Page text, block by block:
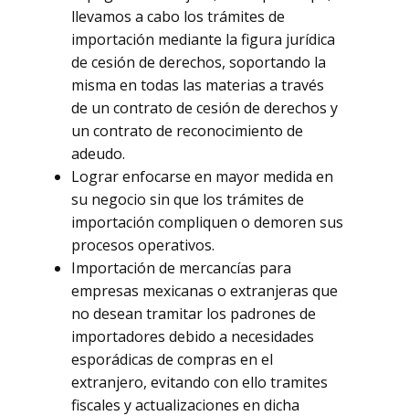
llevamos a cabo los trámites de
importación mediante la figura jurídica
de cesión de derechos, soportando la
misma en todas las materias a través
de un contrato de cesión de derechos y
un contrato de reconocimiento de
adeudo.
Lograr enfocarse en mayor medida en
su negocio sin que los trámites de
importación compliquen o demoren sus
procesos operativos.
Importación de mercancías para
empresas mexicanas o extranjeras que
no desean tramitar los padrones de
importadores debido a necesidades
esporádicas de compras en el
extranjero, evitando con ello tramites
fiscales y actualizaciones en dicha